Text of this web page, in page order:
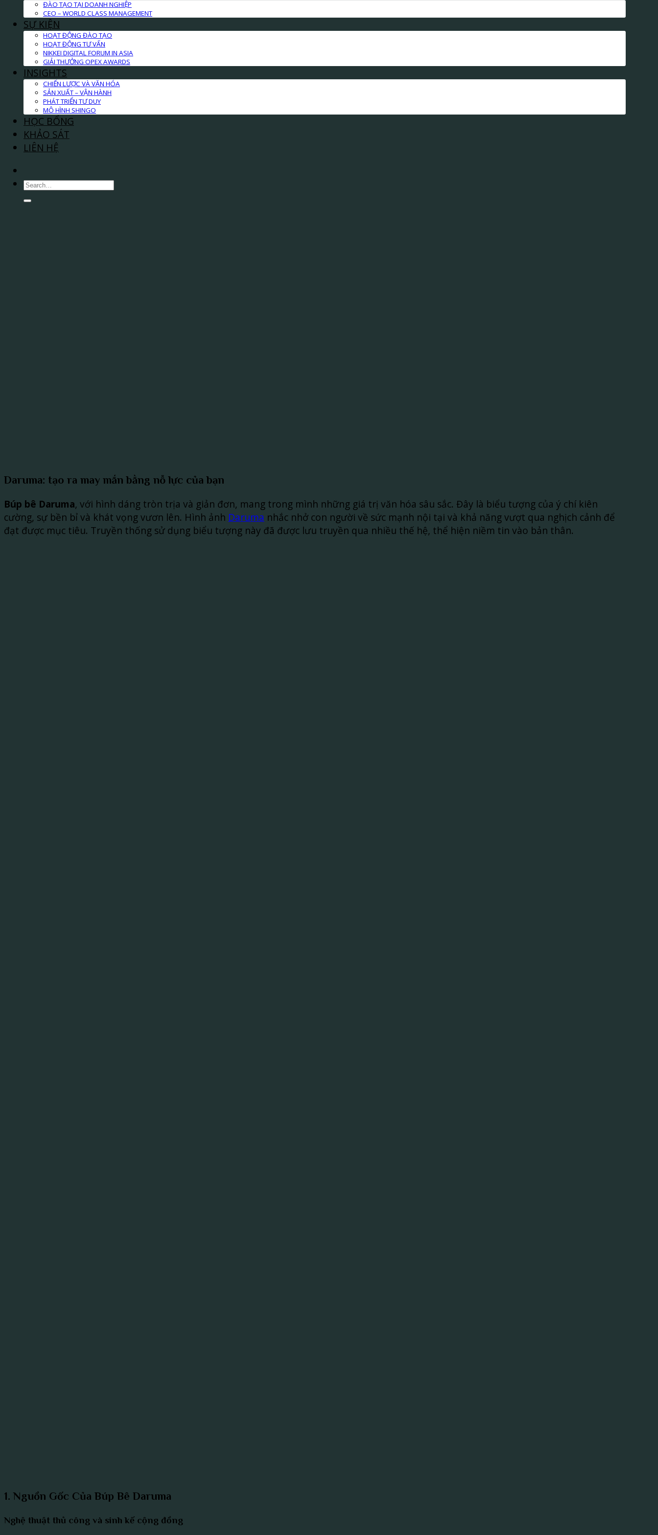
ĐÀO TẠO TẠI DOANH NGHIỆP
CEO – WORLD CLASS MANAGEMENT
SỰ KIỆN
HOẠT ĐỘNG ĐÀO TẠO
HOẠT ĐỘNG TƯ VẤN
NIKKEI DIGITAL FORUM IN ASIA
GIẢI THƯỞNG OPEX AWARDS
INSIGHTS
CHIẾN LƯỢC VÀ VĂN HÓA
SẢN XUẤT – VẬN HÀNH
PHÁT TRIỂN TƯ DUY
MÔ HÌNH SHINGO
HỌC BỔNG
KHẢO SÁT
LIÊN HỆ
Daruma: tạo ra may mắn bằng nỗ lực của bạn
Búp bê Daruma, với hình dáng tròn trịa và giản đơn, mang trong mình những giá trị văn hóa sâu sắc. Đây là biểu tượng của ý chí kiên
cường, sự bền bỉ và khát vọng vươn lên. Hình ảnh Daruma nhắc nhở con người về sức mạnh nội tại và khả năng vượt qua nghịch cảnh để
đạt được mục tiêu. Truyền thống sử dụng biểu tượng này đã được lưu truyền qua nhiều thế hệ, thể hiện niềm tin vào bản thân.
1. Nguồn Gốc Của Búp Bê Daruma
Nghệ thuật thủ công và sinh kế cộng đồng